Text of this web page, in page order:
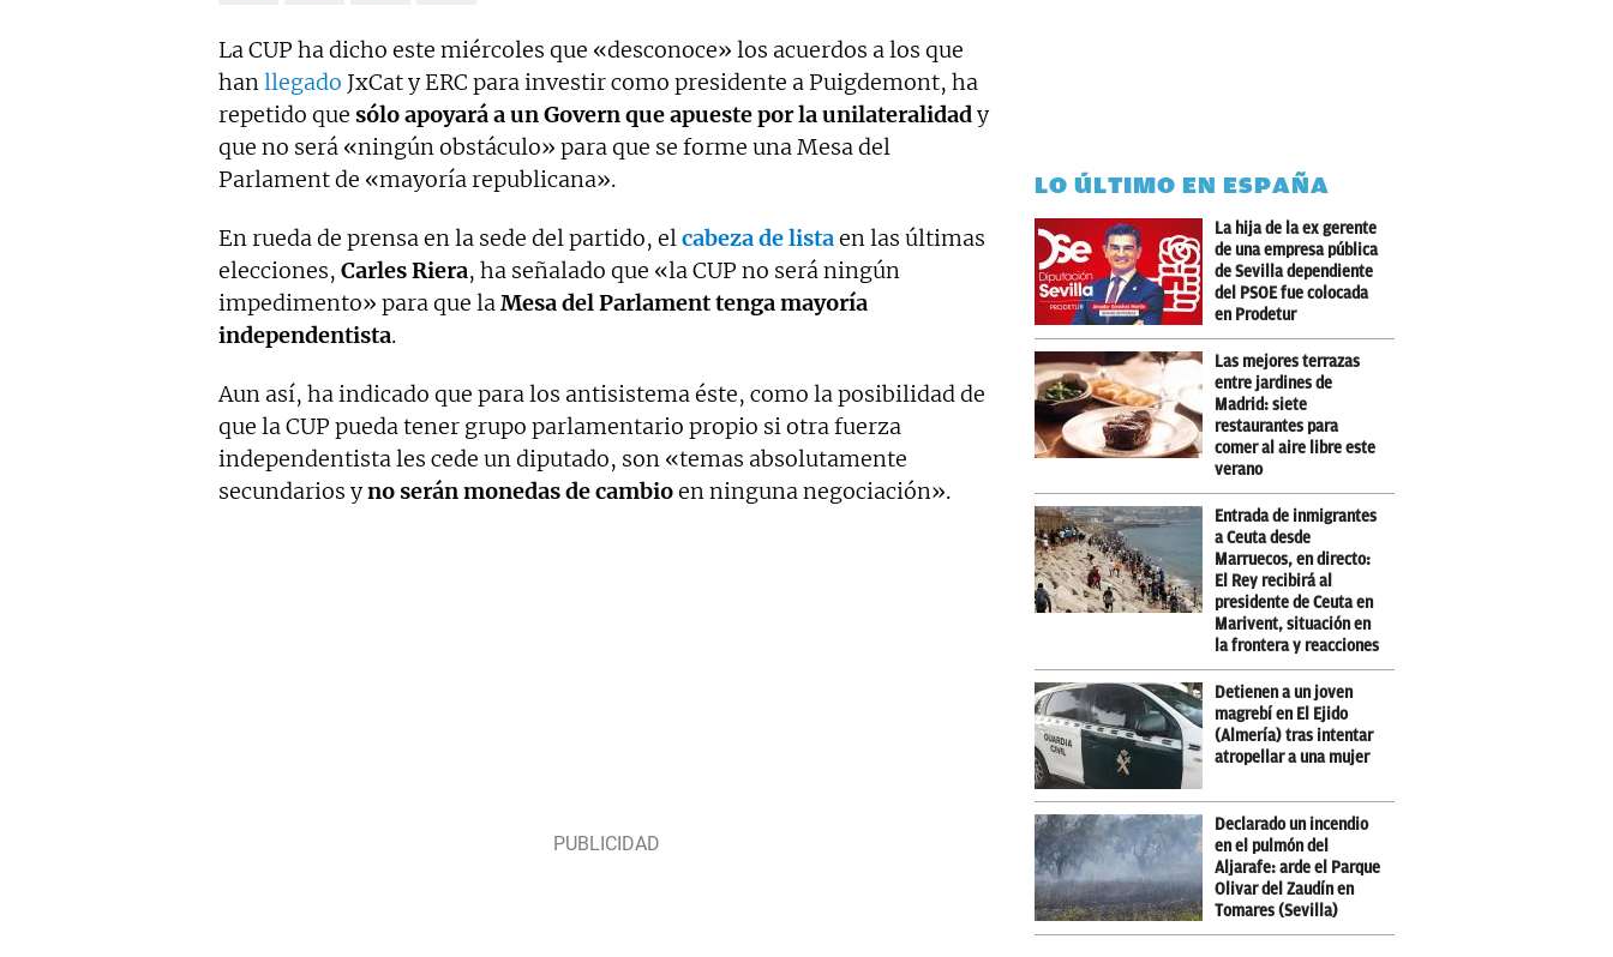
La CUP ha dicho este miércoles que «desconoce» los acuerdos a los que
hanllegado JxCat y ERC para investir como presidente a Puigdemont, ha
repetido que sólo apoyará a un Govern que apueste por la unilateralidady
que no será «ningún obstáculo» para que se forme una Mesa del
Parlament de «mayoría republicana».
En rueda de prensa en la sede del partido, elcabeza de listaen las últimas
elecciones, Carles Riera, ha señalado que «la CUP no será ningún
impedimento» para que laMesa del Parlament tenga mayoría
independentista.
Aun así, ha indicado que para los antisistema éste, como la posibilidad de
que la CUP pueda tener grupo parlamentario propio si otra fuerza
independentista les cede un diputado, son «temas absolutamente
secundarios yno serán monedas de cambioen ninguna negociación».
LO ÚLTIMO EN ESPAÑA
La hija de la ex gerente
de una empresa pública
de Sevilla dependiente
del PSOE fue colocada
en Prodetur
Las mejores terrazas
entre jardines de
Madrid: siete
restaurantes para
comer al aire libre este
verano
Entrada de inmigrantes
a Ceuta desde
Marruecos, en directo:
El Rey recibirá al
presidente de Ceuta en
Marivent, situación en
la frontera y reacciones
Detienen a un joven
magrebí en El Ejido
(Almería) tras intentar
atropellar a una mujer
Declarado un incendio
en el pulmón del
Aljarafe: arde el Parque
Olivar del Zaudín en
Tomares (Sevilla)